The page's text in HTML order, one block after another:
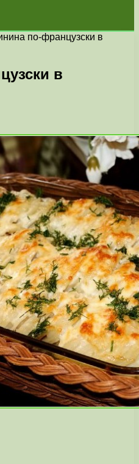
по-французски в
в